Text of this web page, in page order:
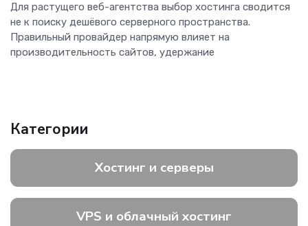
Для растущего веб-агентства выбор хостинга сводится
не к поиску дешёвого серверного пространства.
Правильный провайдер напрямую влияет на
производительность сайтов, удержание
Категории
Хостинг и серверы
VPS и облачный хостинг